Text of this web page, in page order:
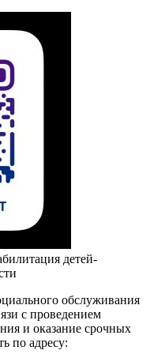
детей-
обслуживания
с проведением
и оказание срочных
по адресу: